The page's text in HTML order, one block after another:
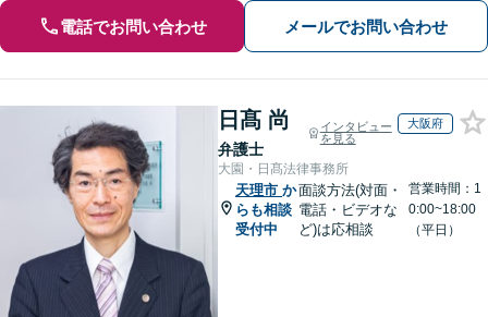
電話でお問い合わせ メールでお問い合わせ
日髙 尚
弁護士
インタビュー
を見る
大阪府
大園・日髙法律事務所
天理市 か
らも相談
受付中
面談方法(対面・
電話・ビデオな
ど)は応相談
営業時間：1
0:00~18:00
（平日）